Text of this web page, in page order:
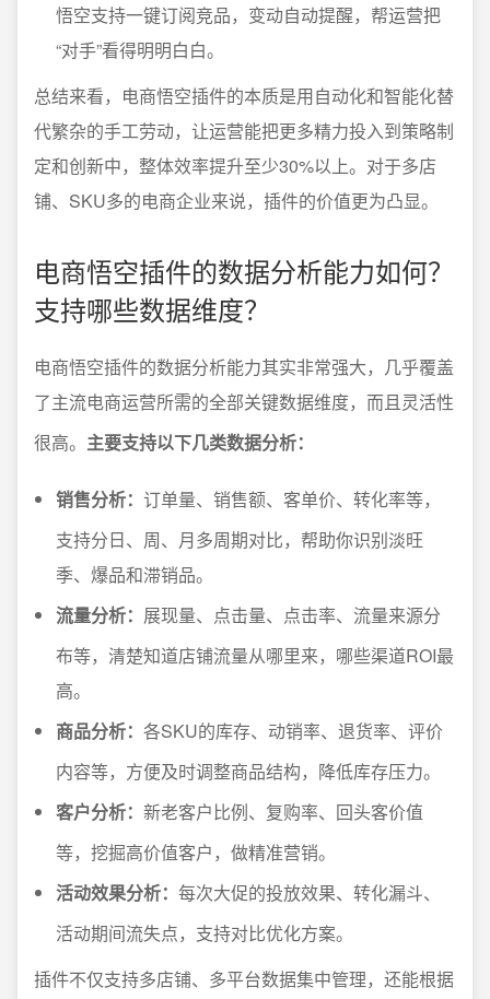
悟空支持一键订阅竞品，变动自动提醒，帮运营把
“对手”看得明明白白。
总结来看，电商悟空插件的本质是用自动化和智能化替
代繁杂的手工劳动，让运营能把更多精力投入到策略制
定和创新中，整体效率提升至少30%以上。对于多店
铺、SKU多的电商企业来说，插件的价值更为凸显。
电商悟空插件的数据分析能力如何？
支持哪些数据维度？
电商悟空插件的数据分析能力其实非常强大，几乎覆盖
了主流电商运营所需的全部关键数据维度，而且灵活性
很高。 主要支持以下几类数据分析：
销售分析： 订单量、销售额、客单价、转化率等，
支持分日、周、月多周期对比，帮助你识别淡旺
季、爆品和滞销品。
流量分析： 展现量、点击量、点击率、流量来源分
布等，清楚知道店铺流量从哪里来，哪些渠道ROI最
高。
商品分析： 各SKU的库存、动销率、退货率、评价
内容等，方便及时调整商品结构，降低库存压力。
客户分析： 新老客户比例、复购率、回头客价值
等，挖掘高价值客户，做精准营销。
活动效果分析： 每次大促的投放效果、转化漏斗、
活动期间流失点，支持对比优化方案。
插件不仅支持多店铺、多平台数据集中管理，还能根据